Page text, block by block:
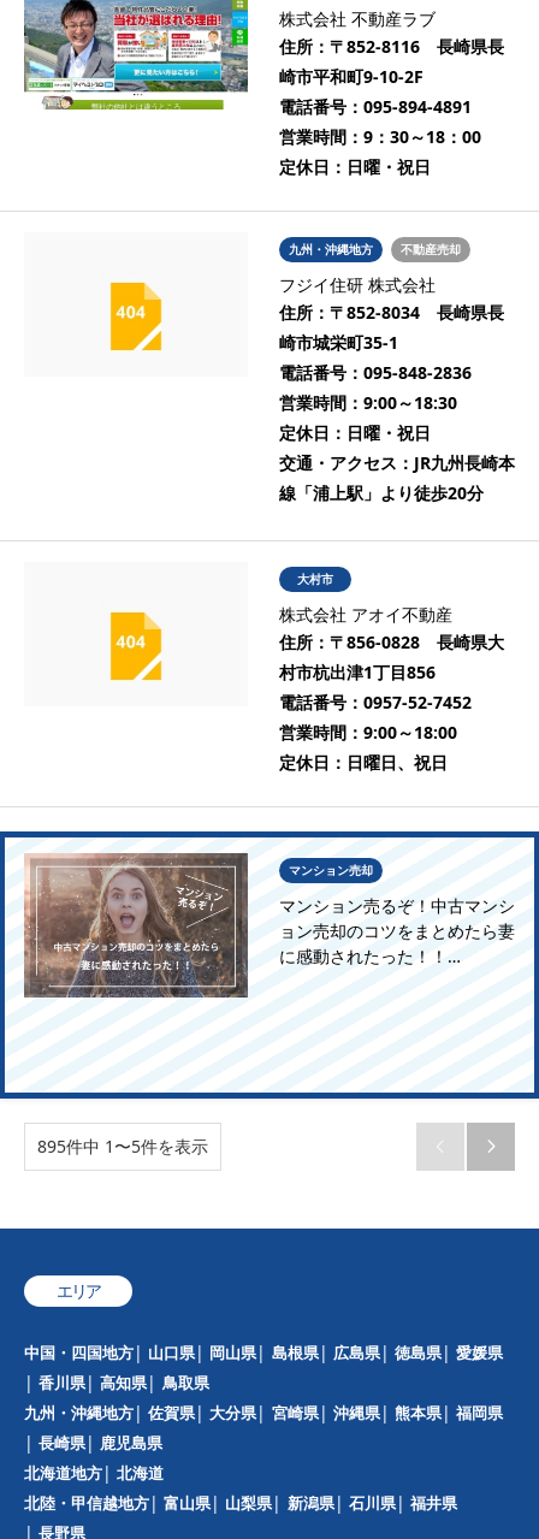
株式会社 不動産ラブ
住所： 〒852-8116 長崎県長
崎市平和町9-10-2F
電話番号： 095-894-4891
営業時間： 9：30～18：00
定休日： 日曜・祝日
九州・沖縄地方 不動産売却
フジイ住研 株式会社
住所： 〒852-8034 長崎県長
崎市城栄町35-1
電話番号： 095-848-2836
営業時間： 9:00～18:30
定休日： 日曜・祝日
交通・アクセス： JR九州長崎本
線「浦上駅」より徒歩20分
大村市
株式会社 アオイ不動産
住所： 〒856-0828 長崎県大
村市杭出津1丁目856
電話番号： 0957-52-7452
営業時間： 9:00～18:00
定休日： 日曜日、祝日
マンション売却
マンション売るぞ！中古マンシ
ョン売却のコツをまとめたら妻
に感動されたった！！…
895件中 1〜5件を表示  
エリア
中国・四国地方 山口県 岡山県 島根県 広島県 徳島県
愛媛県
香川県
高知県
鳥取県
九州・沖縄地方
佐賀県 大分県 宮崎県 沖縄県 熊本県
福岡県
長崎県
鹿児島県
北海道地方
北海道
北陸・甲信越地方
富山県 山梨県 新潟県 石川県
福井県
長野県